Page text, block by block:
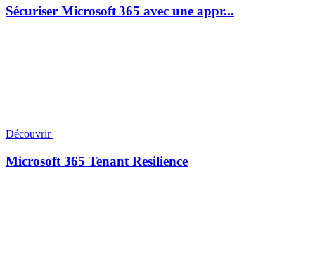
Sécuriser Microsoft 365 avec une appr...
Découvrir
Microsoft 365 Tenant Resilience